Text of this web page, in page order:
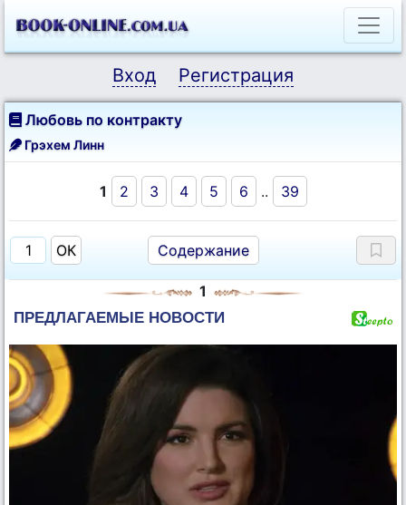
Вход Регистрация
Любовь по контракту
Грэхем Линн
1 2 3 4 5 6 .. 39
Содержание
1